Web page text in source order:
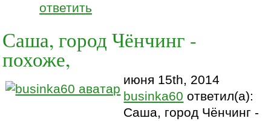
ответить
Саша, город Чёнчинг -
похоже,
июня 15th, 2014
businka60 ответил(а):
Саша, город Чёнчинг -